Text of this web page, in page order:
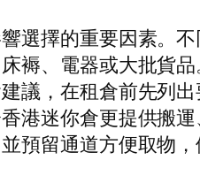
選擇的重要因素。
褥、電器或大批貨
議，在租倉前先列
港迷你倉更提供搬
預留通道方便取物